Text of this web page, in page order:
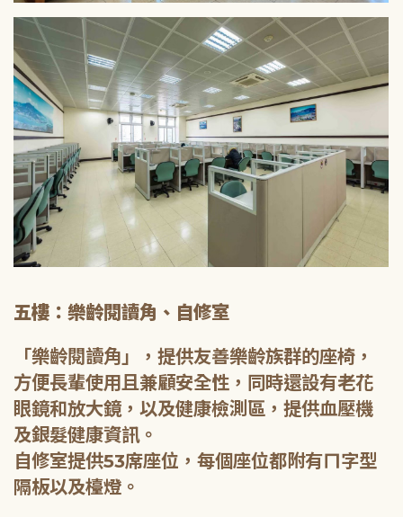
五樓：樂齡閱讀角、自修室
「樂齡閱讀角」，提供友善樂齡族群的座椅，
方便長輩使用且兼顧安全性，同時還設有老花
眼鏡和放大鏡，以及健康檢測區，提供血壓機
及銀髮健康資訊。
自修室提供53席座位，每個座位都附有ㄇ字型